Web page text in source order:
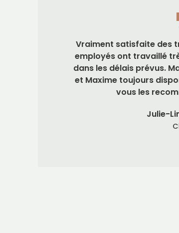
Vraiment satisfaite des
employés ont travaillé
dans les délais prévus.
et Maxime toujours
vous les
Julie-